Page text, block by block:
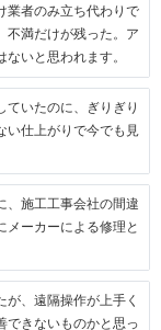
業者のみ立ち代わりで
不満だけが残った。ア
いと思われます。
ていたのに、ぎりぎり
い仕上がりで今でも見
、施工工事会社の間違
メーカーによる修理と
、遠隔操作が上手く
できないものかと思っ